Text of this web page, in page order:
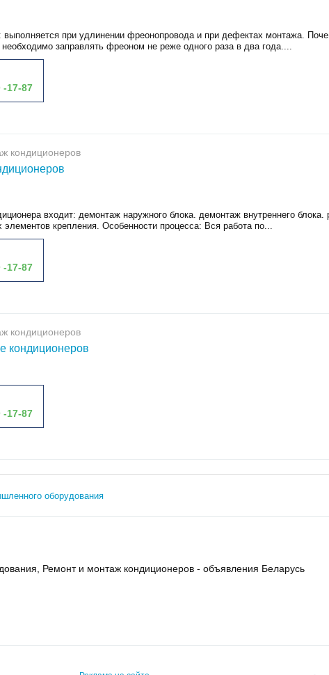
выполняется при удлинении фреонопровода и при дефектах монтажа.
заправлять фреоном не реже одного раза в два года....
-17-87
кондиционеров
входит: демонтаж наружного блока. демонтаж внутреннего блока.
элементов крепления. Особенности процесса: Вся работа по...
-17-87
кондиционеров
кондиционеров
-17-87
оборудования
Ремонт и монтаж кондиционеров - объявления Беларусь